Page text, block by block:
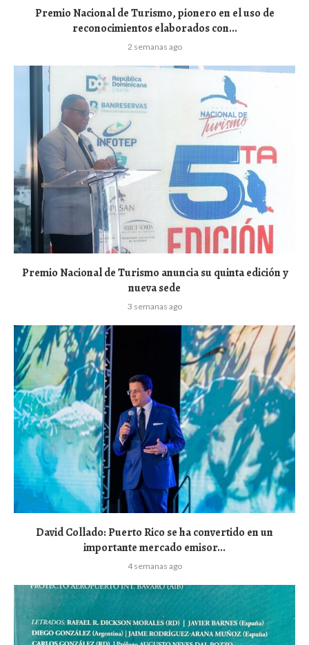
Premio Nacional de Turismo, pionero en el uso de
reconocimientos elaborados con...
2 semanas ago
Premio Nacional de Turismo anuncia su quinta edición y
nueva sede
3 semanas ago
David Collado: Puerto Rico se ha convertido en un
importante mercado emisor...
4 semanas ago